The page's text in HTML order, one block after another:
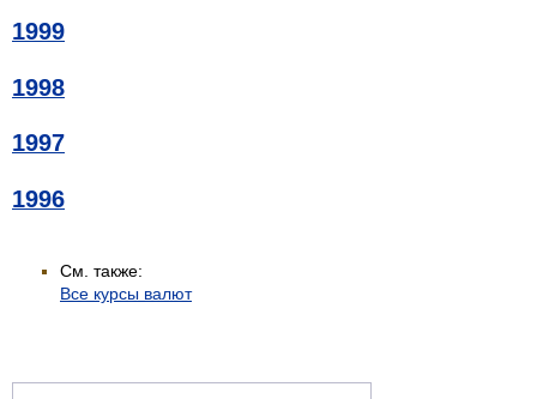
1999
1998
1997
1996
См. также:
Все курсы валют